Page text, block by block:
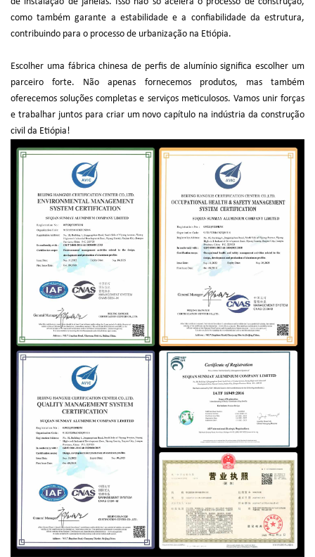
como também garante a estabilidade e a confiabilidade da estrutura,
contribuindo para o processo de urbanização na Etiópia.
Escolher uma fábrica chinesa de perfis de alumínio significa escolher um
parceiro forte. Não apenas fornecemos produtos, mas também
oferecemos soluções completas e serviços meticulosos. Vamos unir forças
e trabalhar juntos para criar um novo capítulo na indústria da construção
civil da Etiópia!